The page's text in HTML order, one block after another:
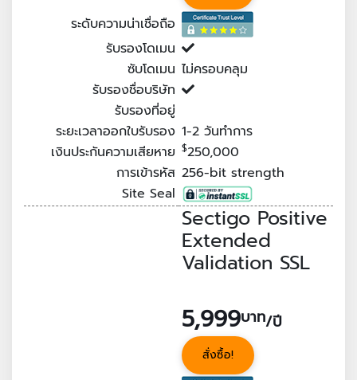
ระดับความน่าเชื่อถือ
รับรองโดเมน
ซับโดเมน ไม่ครอบคลุม
รับรองชื่อบริษัท
รับรองที่อยู่
ระยะเวลาออกใบรับรอง 1-2 วันทำการ
เงินประกันความเสียหาย $250,000
การเข้ารหัส 256-bit strength
Site Seal
Sectigo Positive
Extended
Validation SSL
5,999บาท/ปี
สั่งซื้อ!